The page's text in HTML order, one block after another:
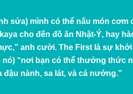
sửa) mình có thể nấu món cơm
cho đến đồ ăn Nhật-Ý, hay
anh cười. The First là sự
nó) “nơi bạn có thể thưởng thức
nành, sa lát, và cá nướng.”